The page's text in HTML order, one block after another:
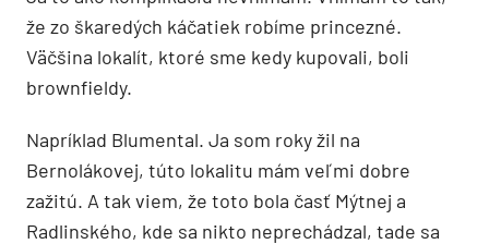
že zo škaredých káčatiek robíme princezné.
Väčšina lokalít, ktoré sme kedy kupovali, boli
brownfieldy.
Napríklad Blumental. Ja som roky žil na
Bernolákovej, túto lokalitu mám veľmi dobre
zažitú. A tak viem, že toto bola časť Mýtnej a
Radlinského, kde sa nikto neprechádzal, tade sa